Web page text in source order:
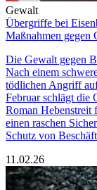
Gewalt
Übergriffe bei
Maßnahmen gegen
Die Gewalt gegen
Nach einem
tödlichen Angriff
Februar schlägt die
Roman Hebenstreit
einen raschen
Schutz von
11.02.26